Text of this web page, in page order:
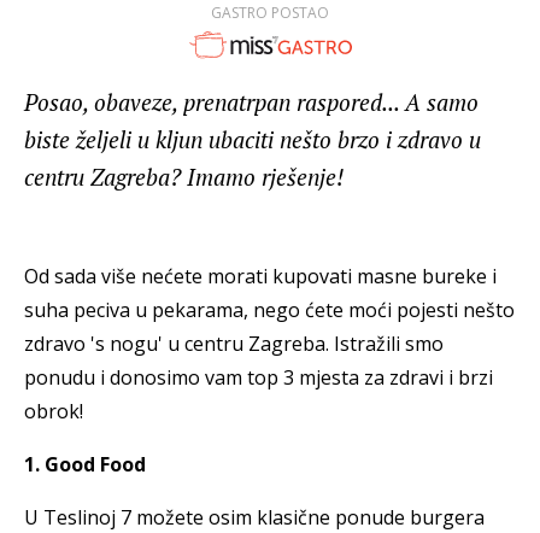
GASTRO POSTAO
Posao, obaveze, prenatrpan raspored... A samo
biste željeli u kljun ubaciti nešto brzo i zdravo u
centru Zagreba? Imamo rješenje!
Od sada više nećete morati kupovati masne bureke i
suha peciva u pekarama, nego ćete moći pojesti nešto
zdravo 's nogu' u centru Zagreba. Istražili smo
ponudu i donosimo vam top 3 mjesta za zdravi i brzi
obrok!
1. Good Food
U Teslinoj 7 možete osim klasične ponude burgera